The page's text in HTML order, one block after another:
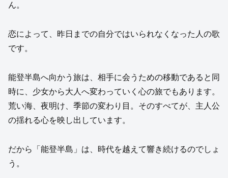
ん。
恋によって、昨日までの自分ではいられなくなった人の歌
です。
能登半島へ向かう旅は、相手に会うための移動であると同
時に、少女から大人へ変わっていく心の旅でもあります。
荒い海、夜明け、季節の変わり目。そのすべてが、主人公
の揺れる心を映し出しています。
だから「能登半島」は、時代を越えて響き続けるのでしょ
う。